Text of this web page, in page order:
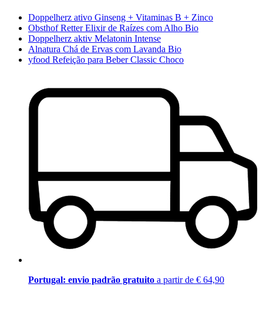
Doppelherz ativo Ginseng + Vitaminas B + Zinco
Obsthof Retter Elixir de Raízes com Alho Bio
Doppelherz aktiv Melatonin Intense
Alnatura Chá de Ervas com Lavanda Bio
yfood Refeição para Beber Classic Choco
Portugal: envio padrão gratuito a partir de € 64,90